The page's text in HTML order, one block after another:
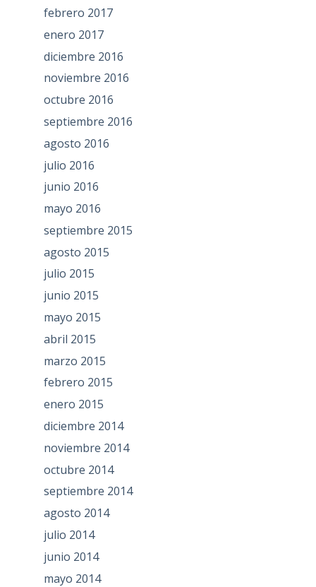
febrero 2017
enero 2017
diciembre 2016
noviembre 2016
octubre 2016
septiembre 2016
agosto 2016
julio 2016
junio 2016
mayo 2016
septiembre 2015
agosto 2015
julio 2015
junio 2015
mayo 2015
abril 2015
marzo 2015
febrero 2015
enero 2015
diciembre 2014
noviembre 2014
octubre 2014
septiembre 2014
agosto 2014
julio 2014
junio 2014
mayo 2014